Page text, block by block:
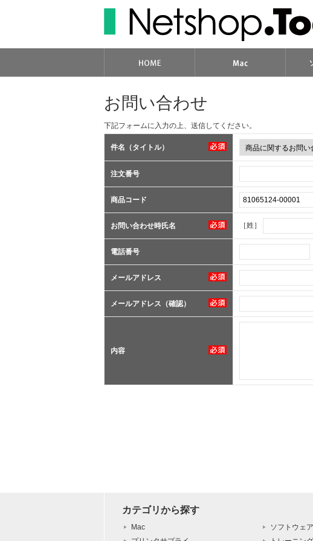
お問い合わせ
下記フォームに入力の上、送信してください。
件名（タイトル）
注文番号
商品コード
お問い合わせ時氏名 ［姓］
電話番号
メールアドレス
メールアドレス（確認）
内容
カテゴリから探す
Mac
ソフトウェア